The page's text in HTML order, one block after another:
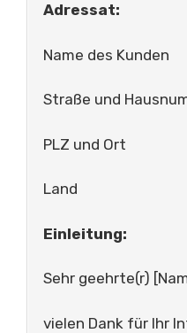
Adressat:
Name des Kunden
Straße und
PLZ und Ort
Land
Einleitung:
Sehr geehrte(r)
vielen Dank für Ihr